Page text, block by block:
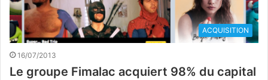
ACQUISITION
16/07/2013
Le groupe Fimalac acquiert 98% du capital